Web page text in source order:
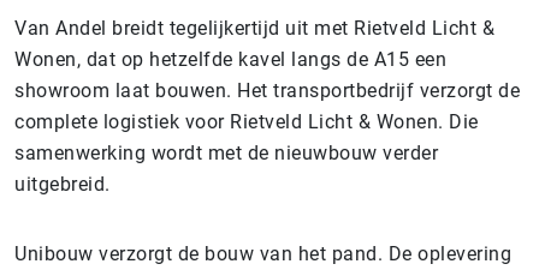
Van Andel breidt tegelijkertijd uit met Rietveld Licht &
Wonen, dat op hetzelfde kavel langs de A15 een
showroom laat bouwen. Het transportbedrijf verzorgt de
complete logistiek voor Rietveld Licht & Wonen. Die
samenwerking wordt met de nieuwbouw verder
uitgebreid.
Unibouw verzorgt de bouw van het pand. De oplevering